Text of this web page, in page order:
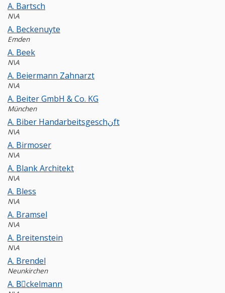
A. Bartsch
N\A
A. Beckenuyte
Emden
A. Beek
N\A
A. Beiermann Zahnarzt
N\A
A. Beiter GmbH & Co. KG
München
A. Biber Handarbeitsgeschنft
N\A
A. Birmoser
N\A
A. Blank Architekt
N\A
A. Bless
N\A
A. Bramsel
N\A
A. Breitenstein
N\A
A. Brendel
Neunkirchen
A. Bِckelmann